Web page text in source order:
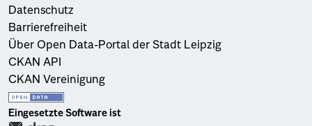
Datenschutz
Barrierefreiheit
Über Open Data-Portal der Stadt Leipzig
CKAN API
CKAN Vereinigung
Eingesetzte Software ist